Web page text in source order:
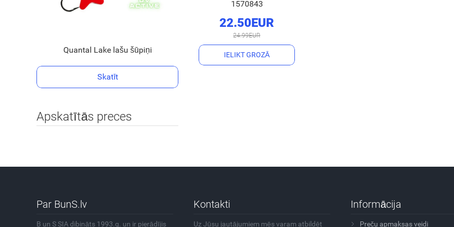
1570843
22.50EUR
24.99EUR
IELIKT GROZĀ
Quantal Lake lašu šūpiņi
Skatīt
Apskatītās preces
Par BunS.lv
B un S SIA dibināts 1993.g. un ir pierādījis
Kontakti
Uz Jūsu jautājumiem mēs varam atbildēt
Informācija
Preču apmaksas veidi